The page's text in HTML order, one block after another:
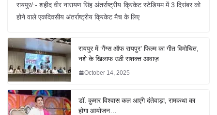
रायपुर/:- शहीद वीर नारायण सिंह अंतर्राष्ट्रीय क्रिकेट स्टेडियम में 3 दिसंबर को
होने वाले एकदिवसीय अंतर्राष्ट्रीय क्रिकेट मैच के लिए
रायपुर में ‘गैंग्स ऑफ रायपुर’ फिल्म का गीत विमोचित,
नशे के खिलाफ उठी सशक्त आवाज़
October 14, 2025
डॉ. कुमार विश्वास कल आएंगे दंतेवाड़ा, रामकथा का
होगा आयोजन…